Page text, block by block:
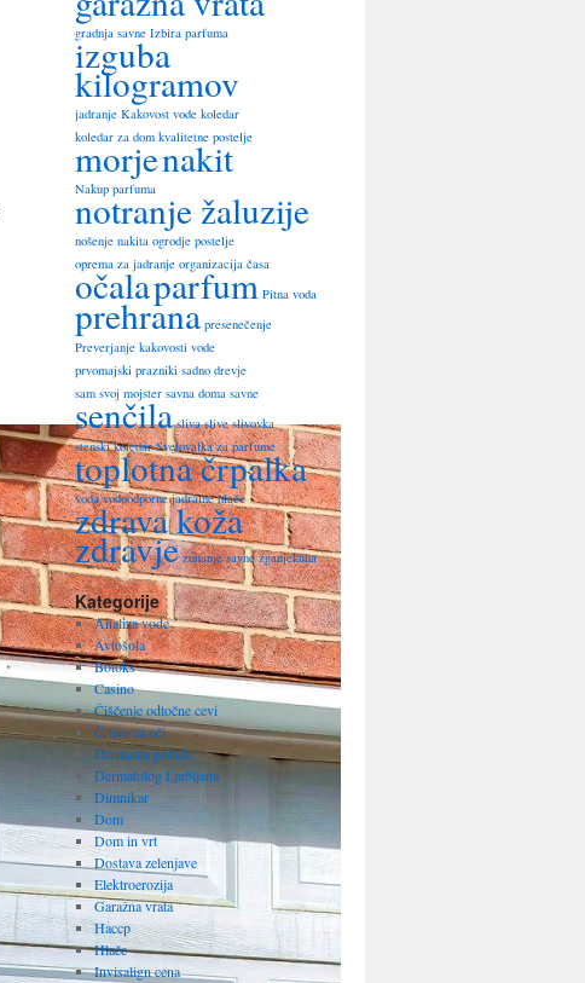
gradnja savne Izbira parfuma
izguba
kilogramov
jadranje Kakovost vode koledar
koledar za dom kvalitetne postelje
morjenakit
Nakup parfuma
notranje žaluzije
nošenje nakita ogrodje postelje
oprema za jadranje organizacija časa
očalaparfum Pitna voda
prehrana presenečenje
Preverjanje kakovosti vode
prvomajski prazniki sadno drevje
sam svoj mojster savna doma savne
senčila sliva slive slivovka
stenski koledar Svetovalka za parfume
toplotna črpalka
voda vodoodporne jadralne hlače
zdrava koža
zdravje zunanje savne žganjekuha
Kategorije
Analiza vode
Avtošola
Botoks
Casino
Čiščenje odtočne cevi
Črtalo za oči
Dermalna polnila
Dermatolog Ljubljana
Dimnikar
Dom
Dom in vrt
Dostava zelenjave
Elektroerozija
Garažna vrata
Haccp
Hlače
Invisalign cena